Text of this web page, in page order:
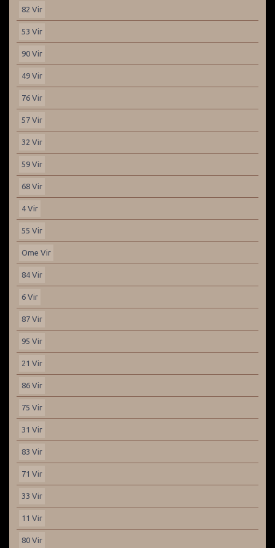
82 Vir
53 Vir
90 Vir
49 Vir
76 Vir
57 Vir
32 Vir
59 Vir
68 Vir
4 Vir
55 Vir
Ome Vir
84 Vir
6 Vir
87 Vir
95 Vir
21 Vir
86 Vir
75 Vir
31 Vir
83 Vir
71 Vir
33 Vir
11 Vir
80 Vir